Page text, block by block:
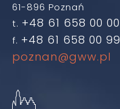
61-896 Poznań
t. +48 61 658 00 00
f. +48 61 658 00 99
poznan@gww.pl